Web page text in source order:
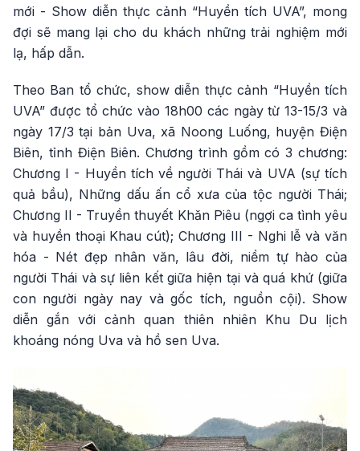
mới - Show diễn thực cảnh “Huyền tích UVA”, mong
đợi sẽ mang lại cho du khách những trải nghiệm mới
lạ, hấp dẫn.
Theo Ban tổ chức, show diễn thực cảnh “Huyền tích
UVA” được tổ chức vào 18h00 các ngày từ 13-15/3 và
ngày 17/3 tại bản Uva, xã Noong Luống, huyện Điện
Biên, tỉnh Điện Biên. Chương trình gồm có 3 chương:
Chương I - Huyền tích về người Thái và UVA (sự tích
quả bầu), Những dấu ấn cổ xưa của tộc người Thái;
Chương II - Truyền thuyết Khăn Piêu (ngợi ca tình yêu
và huyền thoại Khau cút); Chương III - Nghi lễ và văn
hóa - Nét đẹp nhân văn, lâu đời, niềm tự hào của
người Thái và sự liên kết giữa hiện tại và quá khứ (giữa
con người ngày nay và gốc tích, nguồn cội). Show
diễn gắn với cảnh quan thiên nhiên Khu Du lịch
khoáng nóng Uva và hồ sen Uva.